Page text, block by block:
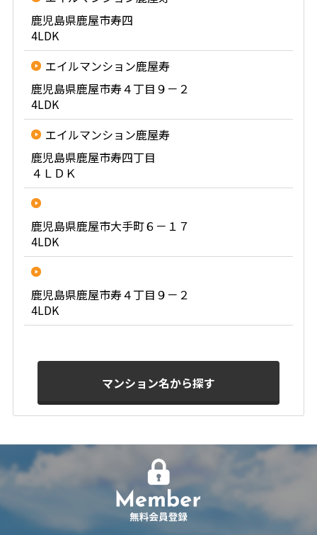
鹿児島県鹿屋市寿四
4LDK
エイルマンション鹿屋寿
鹿児島県鹿屋市寿４丁目９－２
4LDK
エイルマンション鹿屋寿
鹿児島県鹿屋市寿四丁目
４ＬＤＫ
鹿児島県鹿屋市大手町６－１７
4LDK
鹿児島県鹿屋市寿４丁目９－２
4LDK
マンション名から探す